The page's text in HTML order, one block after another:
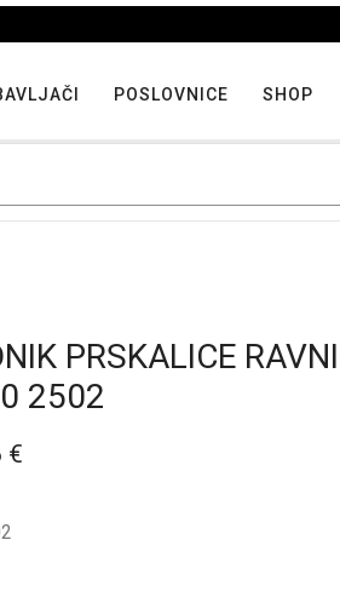
POSLOVNICE SHOP
PRSKALICE
2502
€